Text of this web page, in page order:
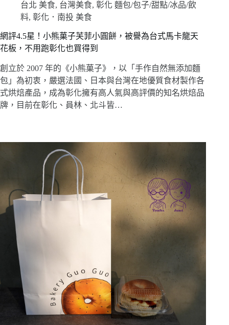
台北 美食, 台灣美食, 彰化 麵包/包子/甜點/冰品/飲
料, 彰化．南投 美食
網評4.5星！小熊菓子芙菲小圓餅，被譽為台式馬卡龍天
花板，不用跑彰化也買得到
創立於 2007 年的《小熊菓子》，以「手作自然無添加麵
包」為初衷，嚴選法國、日本與台灣在地優質食材製作各
式烘焙產品，成為彰化擁有高人氣與高評價的知名烘焙品
牌，目前在彰化、員林、北斗皆…